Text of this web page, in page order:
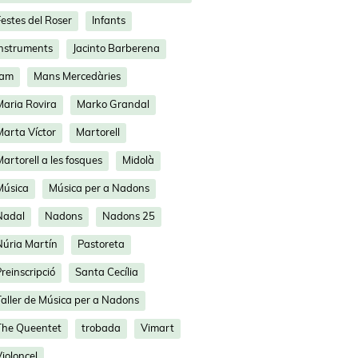
del Roser Infants
Jacinto Barberena
Mans Mercedàries
Rovira Marko Grandal
Víctor Martorell
a les fosques Midolà
Música per a Nadons
Nadons Nadons 25
Martín Pastoreta
Santa Cecília
Taller de Música per a Nadons
The Queentet trobada Vimart